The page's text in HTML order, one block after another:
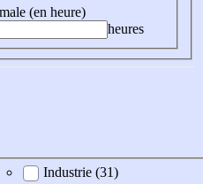
(en heure)
heures
Industrie (31)